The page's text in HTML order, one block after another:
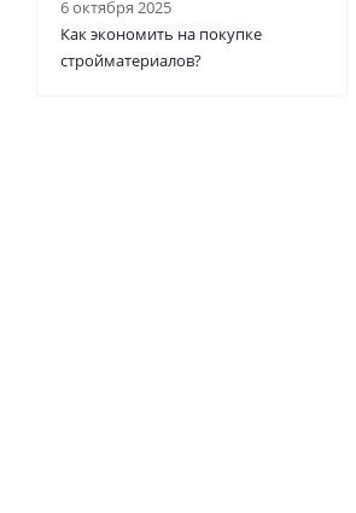
6 октября 2025
Как экономить на покупке
стройматериалов?